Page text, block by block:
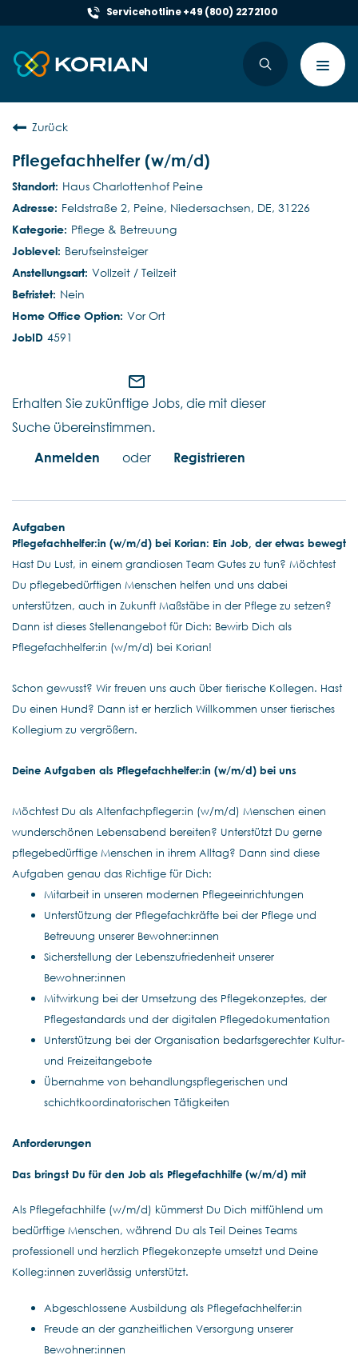
Servicehotline +49 (800) 2272100
Zurück
Pflegefachhelfer (w/m/d)
Haus Charlottenhof Peine
Feldstraße 2, Peine, Niedersachsen, DE, 31226
Pflege & Betreuung
Berufseinsteiger
Vollzeit / Teilzeit
Nein
Vor Ort
4591
mail_outline
Erhalten Sie zukünftige Jobs, die mit dieser
Suche übereinstimmen.
Anmelden
oder Registrieren
Aufgaben
Pflegefachhelfer:in (w/m/d) bei Korian: Ein Job, der etwas bewegt
Hast Du Lust, in einem grandiosen Team Gutes zu tun? Möchtest
Du pflegebedürftigen Menschen helfen und uns dabei
unterstützen, auch in Zukunft Maßstäbe in der Pflege zu setzen?
Dann ist dieses Stellenangebot für Dich: Bewirb Dich als
Pflegefachhelfer:in (w/m/d) bei Korian!
Schon gewusst? Wir freuen uns auch über tierische Kollegen. Hast
Du einen Hund? Dann ist er herzlich Willkommen unser tierisches
Kollegium zu vergrößern.
Deine Aufgaben als Pflegefachhelfer:in (w/m/d) bei uns
Möchtest Du als Altenfachpfleger:in (w/m/d) Menschen einen
wunderschönen Lebensabend bereiten? Unterstützt Du gerne
pflegebedürftige Menschen in ihrem Alltag? Dann sind diese
Aufgaben genau das Richtige für Dich:
Mitarbeit in unseren modernen Pflegeeinrichtungen
Unterstützung der Pflegefachkräfte bei der Pflege und
Betreuung unserer Bewohner:innen
Sicherstellung der Lebenszufriedenheit unserer
Bewohner:innen
Mitwirkung bei der Umsetzung des Pflegekonzeptes, der
Pflegestandards und der digitalen Pflegedokumentation
Unterstützung bei der Organisation bedarfsgerechter Kultur-
und Freizeitangebote
Übernahme von behandlungspflegerischen und
schichtkoordinatorischen Tätigkeiten
Anforderungen
Das bringst Du für den Job als Pflegefachhilfe (w/m/d) mit
Als Pflegefachhilfe (w/m/d) kümmerst Du Dich mitfühlend um
bedürftige Menschen, während Du als Teil Deines Teams
professionell und herzlich Pflegekonzepte umsetzt und Deine
Kolleg:innen zuverlässig unterstützt.
Abgeschlossene Ausbildung als Pflegefachhelfer:in
Freude an der ganzheitlichen Versorgung unserer
Bewohner:innen